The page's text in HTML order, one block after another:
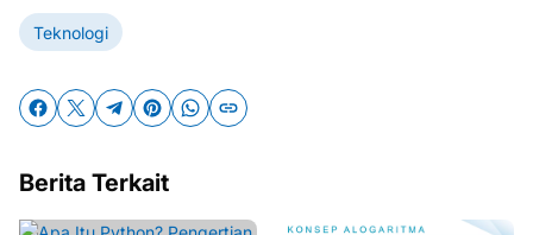
Teknologi
Berita Terkait